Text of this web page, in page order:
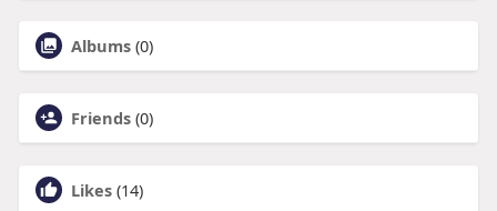
Albums (0)
Friends (0)
Likes (14)